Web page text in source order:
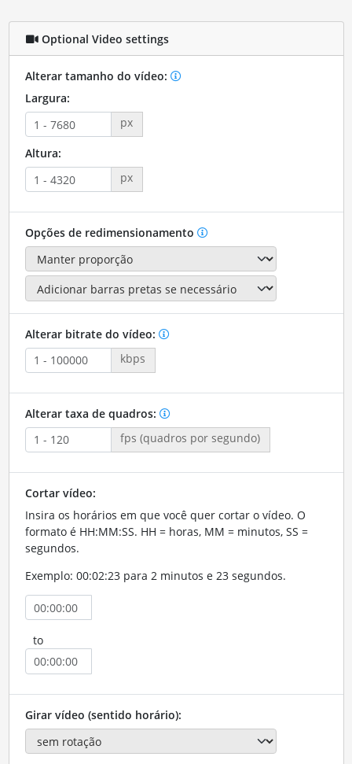
Optional Video settings
Alterar tamanho do vídeo:
Largura:
px
Altura:
px
Opções de redimensionamento
Alterar bitrate do vídeo:
kbps
Alterar taxa de quadros:
fps (quadros por segundo)
Cortar vídeo:
Insira os horários em que você quer cortar o vídeo. O
formato é HH:MM:SS. HH = horas, MM = minutos, SS =
segundos.
Exemplo: 00:02:23 para 2 minutos e 23 segundos.
to
Girar vídeo (sentido horário):